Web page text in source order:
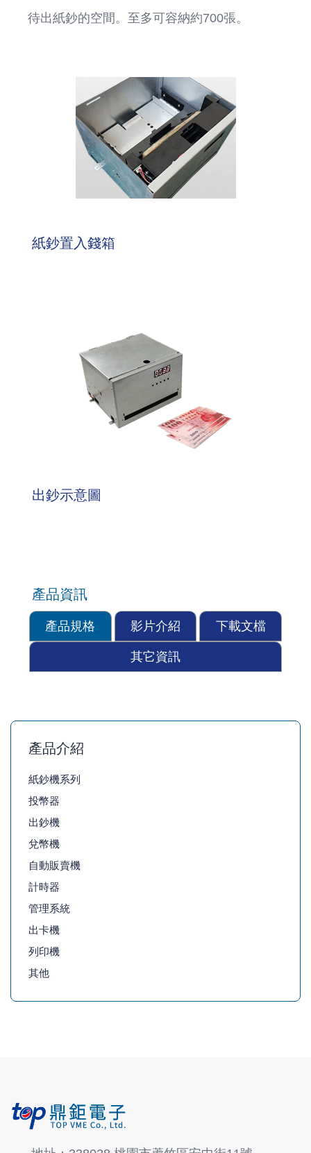
待出紙鈔的空間。至多可容納約700張。
紙鈔置入錢箱
出鈔示意圖
產品資訊
產品規格 影片介紹 下載文檔
其它資訊
產品介紹
紙鈔機系列
投幣器
出鈔機
兌幣機
自動販賣機
計時器
管理系統
出卡機
列印機
其他